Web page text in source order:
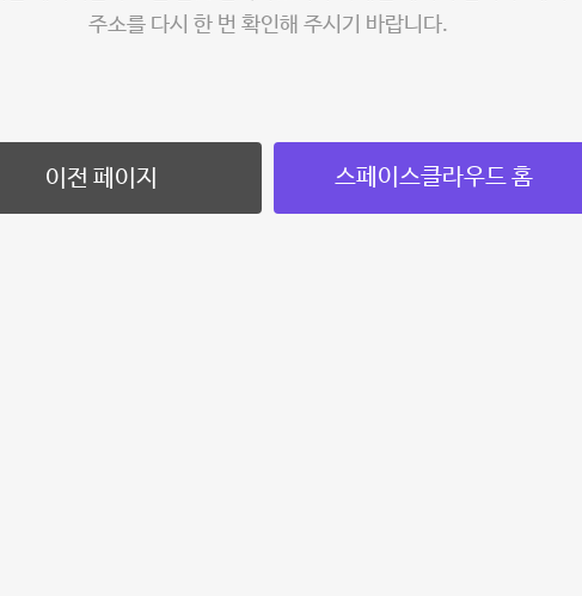
주소를 다시 한 번 확인해 주시기 바랍니다.
이전 페이지 스페이스클라우드 홈